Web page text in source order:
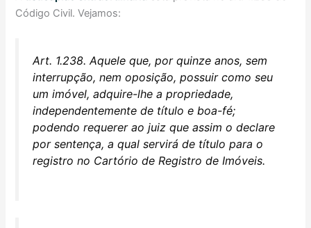
Código Civil. Vejamos:
Art. 1.238. Aquele que, por quinze anos, sem
interrupção, nem oposição, possuir como seu
um imóvel, adquire-lhe a propriedade,
independentemente de título e boa-fé;
podendo requerer ao juiz que assim o declare
por sentença, a qual servirá de título para o
registro no Cartório de Registro de Imóveis.